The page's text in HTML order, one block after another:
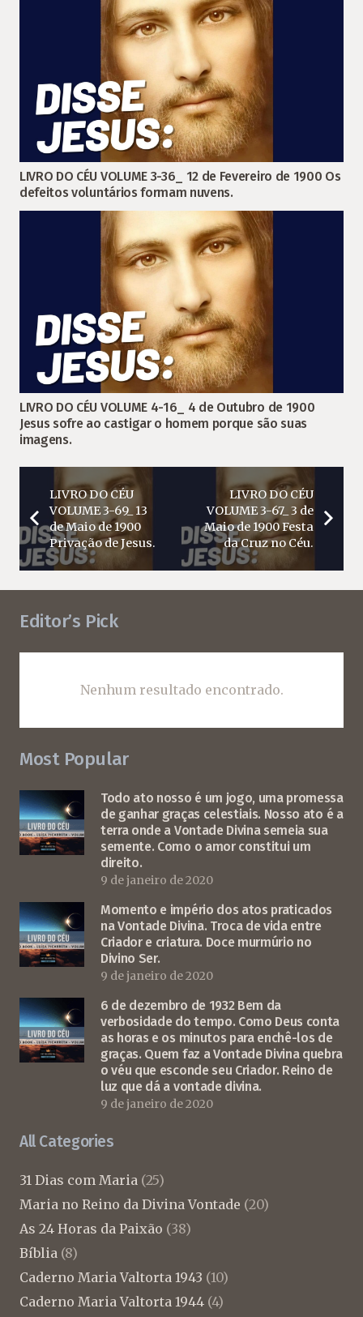
LIVRO DO CÉU VOLUME 3-36_ 12 de Fevereiro de 1900 Os
defeitos voluntários formam nuvens.
LIVRO DO CÉU VOLUME 4-16_ 4 de Outubro de 1900
Jesus sofre ao castigar o homem porque são suas
imagens.
LIVRO DO CÉU
VOLUME 3-69_ 13
de Maio de 1900
Privação de Jesus.
LIVRO DO CÉU
VOLUME 3-67_ 3 de
Maio de 1900 Festa
da Cruz no Céu.
Editor’s Pick
Nenhum resultado encontrado.
Most Popular
Todo ato nosso é um jogo, uma promessa
de ganhar graças celestiais. Nosso ato é a
terra onde a Vontade Divina semeia sua
semente. Como o amor constitui um
direito.
9 de janeiro de 2020
Momento e império dos atos praticados
na Vontade Divina. Troca de vida entre
Criador e criatura. Doce murmúrio no
Divino Ser.
9 de janeiro de 2020
6 de dezembro de 1932 Bem da
verbosidade do tempo. Como Deus conta
as horas e os minutos para enchê-los de
graças. Quem faz a Vontade Divina quebra
o véu que esconde seu Criador. Reino de
luz que dá a vontade divina.
9 de janeiro de 2020
All Categories
31 Dias com Maria (25)
Maria no Reino da Divina Vontade (20)
As 24 Horas da Paixão (38)
Bíblia (8)
Caderno Maria Valtorta 1943 (10)
Caderno Maria Valtorta 1944 (4)